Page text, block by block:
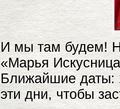
И мы там будем!
«Марья
Ближайшие даты:
эти дни, чтобы